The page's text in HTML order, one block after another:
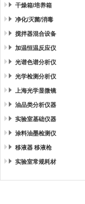
干燥箱/培养箱
净化/灭菌/消毒
搅拌器混合设备
加温恒温反应仪
光谱色谱分析仪
光学检测分析仪
上海光学显微镜
油品类分析仪器
实验室基础仪器
涂料油墨检测仪
移液器 移液枪
实验室常规耗材